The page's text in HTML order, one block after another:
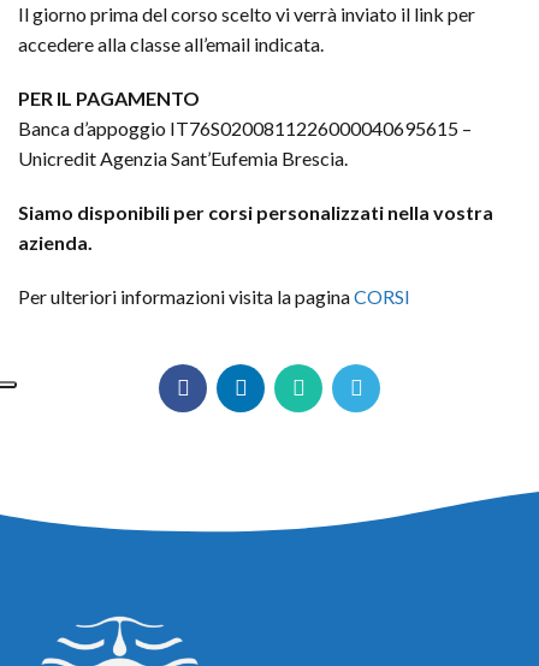
Il giorno prima del corso scelto vi verrà inviato il link per
accedere alla classe all’email indicata.
PER IL PAGAMENTO
Banca d’appoggio IT76S0200811226000040695615 –
Unicredit Agenzia Sant’Eufemia Brescia.
Siamo disponibili per corsi personalizzati nella vostra
azienda.
Per ulteriori informazioni visita la paginaCORSI